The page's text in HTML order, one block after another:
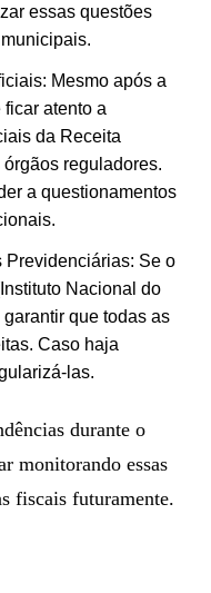
essas questões
Mesmo após a
atento a
da Receita
reguladores.
a questionamentos
Previdenciárias: Se o
Nacional do
que todas as
Caso haja
las.
durante o
monitorando essas
fiscais futuramente.